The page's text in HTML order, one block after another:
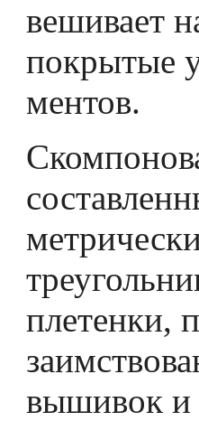
вешивает
покрытые
ментов.
плетенки,
вышивок и